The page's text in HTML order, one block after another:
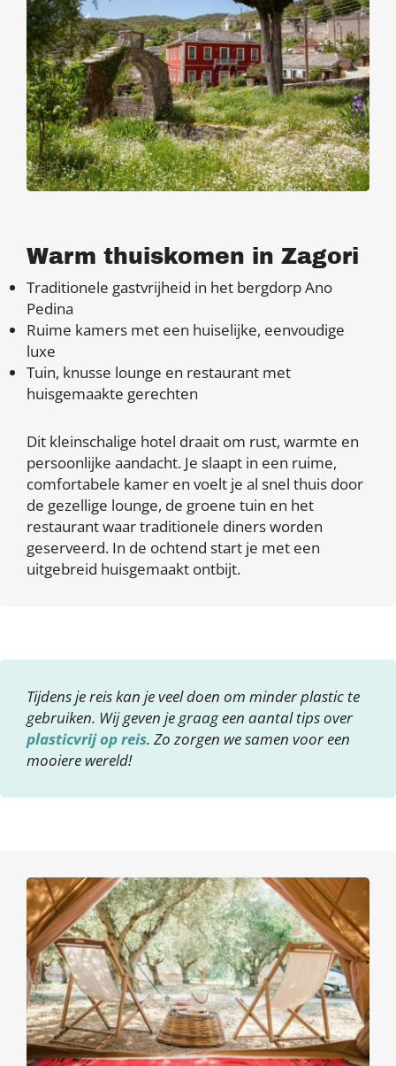
Warm thuiskomen in Zagori
Traditionele gastvrijheid in het bergdorp Ano
Pedina
Ruime kamers met een huiselijke, eenvoudige
luxe
Tuin, knusse lounge en restaurant met
huisgemaakte gerechten
Dit kleinschalige hotel draait om rust, warmte en
persoonlijke aandacht. Je slaapt in een ruime,
comfortabele kamer en voelt je al snel thuis door
de gezellige lounge, de groene tuin en het
restaurant waar traditionele diners worden
geserveerd. In de ochtend start je met een
uitgebreid huisgemaakt ontbijt.
Tijdens je reis kan je veel doen om minder plastic te
gebruiken. Wij geven je graag een aantal tips over
plasticvrij op reis. Zo zorgen we samen voor een
mooiere wereld!